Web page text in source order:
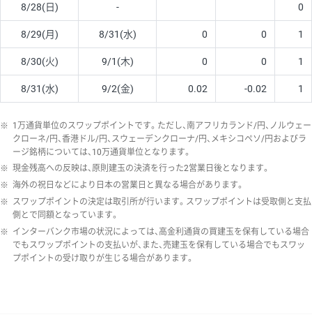
8/28(日) - 0
8/29(月) 8/31(水) 0 0 1
8/30(火) 9/1(木) 0 0 1
8/31(水) 9/2(金) 0.02 -0.02 1
※ 1万通貨単位のスワップポイントです。ただし、南アフリカランド/円、ノルウェー
クローネ/円、香港ドル/円、スウェーデンクローナ/円、メキシコペソ/円およびラ
ージ銘柄については、10万通貨単位となります。
※ 現金残高への反映は、原則建玉の決済を行った2営業日後となります。
※ 海外の祝日などにより日本の営業日と異なる場合があります。
※ スワップポイントの決定は取引所が行います。スワップポイントは受取側と支払
側とで同額となっています。
※ インターバンク市場の状況によっては、高金利通貨の買建玉を保有している場合
でもスワップポイントの支払いが、また、売建玉を保有している場合でもスワッ
プポイントの受け取りが生じる場合があります。